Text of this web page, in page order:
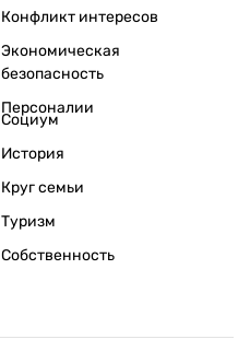
Конфликт интересов
Экономическая
безопасность
Персоналии
Социум
История
Круг семьи
Туризм
Собственность